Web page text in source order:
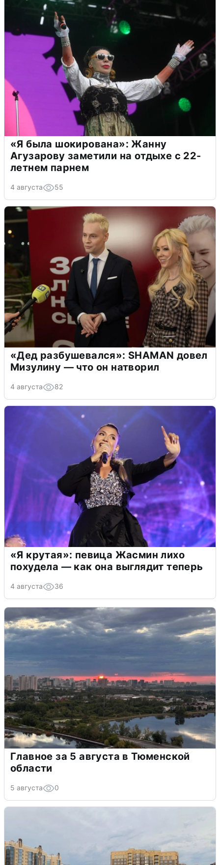
«Я была шокирована»: Жанну
Агузарову заметили на отдыхе с 22-
летнем парнем
4 августа 55
«Дед разбушевался»: SHAMAN довел
Мизулину — что он натворил
4 августа 82
«Я крутая»: певица Жасмин лихо
похудела — как она выглядит теперь
4 августа 36
Главное за 5 августа в Тюменской
области
5 августа 0